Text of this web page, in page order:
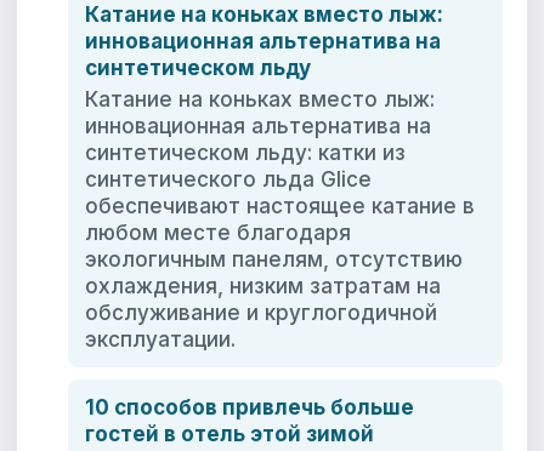
Катание на коньках вместо лыж:
инновационная альтернатива на
синтетическом льду
Катание на коньках вместо лыж:
инновационная альтернатива на
синтетическом льду: катки из
синтетического льда Glice
обеспечивают настоящее катание в
любом месте благодаря
экологичным панелям, отсутствию
охлаждения, низким затратам на
обслуживание и круглогодичной
эксплуатации.
10 способов привлечь больше
гостей в отель этой зимой